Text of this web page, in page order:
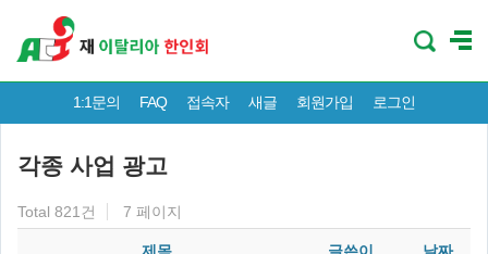
1:1문의 FAQ 접속자 새글 회원가입 로그인
각종 사업 광고
Total 821건 7 페이지